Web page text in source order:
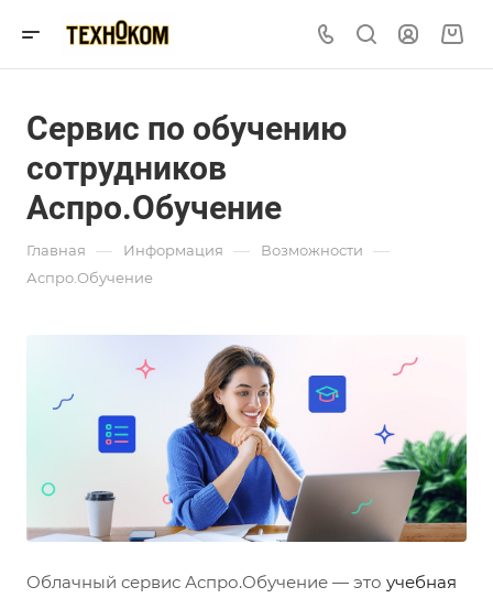
Сервис по обучению
сотрудников
Аспро.Обучение
Главная — Информация — Возможности —
Аспро.Обучение
Облачный сервис Аспро.Обучение — это учебная